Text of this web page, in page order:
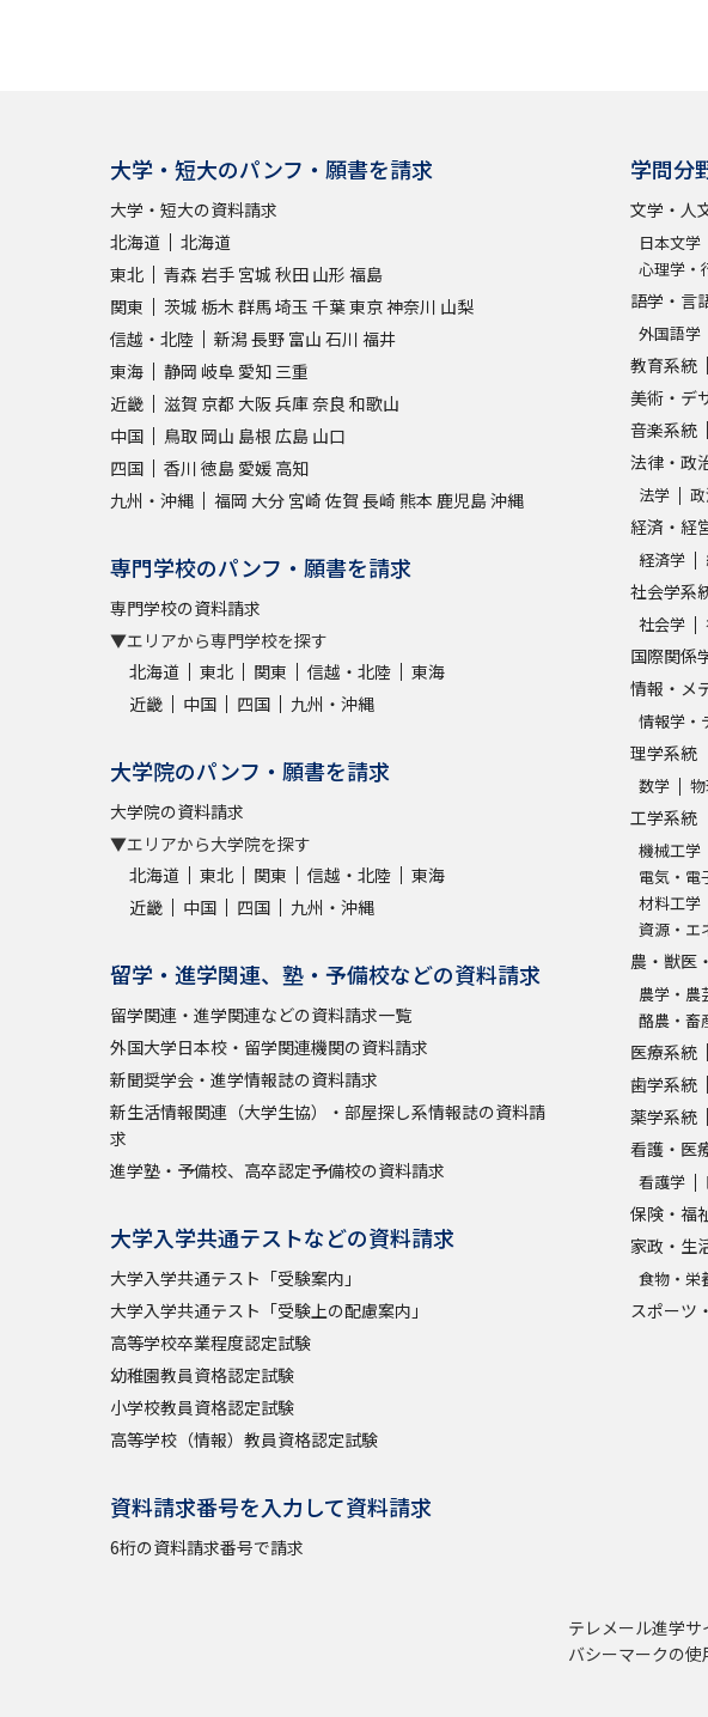
大学・短大のパンフ・願書を請求
大学・短大の資料請求
北海道
北海道
東北
青森 岩手 宮城 秋田 山形 福島
関東
茨城 栃木 群馬埼玉 千葉東京神奈川 山梨
信越・北陸
新潟長野 富山 石川 福井
東海
静岡 岐阜 愛知 三重
近畿
滋賀 京都 大阪兵庫奈良 和歌山
中国
鳥取 岡山 島根 広島 山口
四国
香川 徳島 愛媛 高知
九州・沖縄
福岡 大分 宮崎 佐賀 長崎 熊本 鹿児島沖縄
専門学校のパンフ・願書を請求
専門学校の資料請求
▼エリアから専門学校を探す
北海道
東北 関東 信越・北陸
東海
近畿
中国 四国 九州・沖縄
大学院のパンフ・願書を請求
大学院の資料請求
▼エリアから大学院を探す
北海道
東北 関東 信越・北陸
東海
近畿
中国 四国 九州・沖縄
留学・進学関連、塾・予備校などの資料請求
留学関連・進学関連などの資料請求一覧
外国大学日本校・留学関連機関の資料請求
新聞奨学会・進学情報誌の資料請求
新生活情報関連（大学生協）・部屋探し系情報誌の資料請
求
進学塾・予備校、高卒認定予備校の資料請求
大学入学共通テストなどの資料請求
大学入学共通テスト「受験案内」
大学入学共通テスト「受験上の配慮案内」
高等学校卒業程度認定試験
幼稚園教員資格認定試験
小学校教員資格認定試験
高等学校（情報）教員資格認定試験
資料請求番号を入力して資料請求
6桁の資料請求番号で請求
学問分
文学・人
日本文学
心理学・
語学・言
外国語学
教育系統
美術・デ
音楽系統
法律・政
法学
経済・経
経済学
社会学系
社会学
国際関係
情報・メ
情報学・
理学系統
数学
工学系統
機械工学
電気・電
材料工学
資源・エ
農・獣医
農学・農
酪農・畜
医療系統
歯学系統
薬学系統
看護・医
看護学
保険・福
家政・生
食物・栄
スポーツ
テレメール進学
バシーマークの